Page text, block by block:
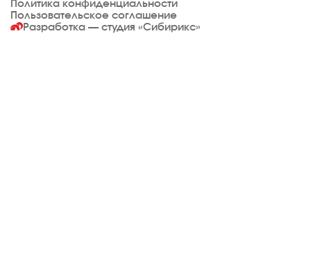
Политика конфиденциальности
Пользовательское соглашение
Разработка — студия «Сибирикс»